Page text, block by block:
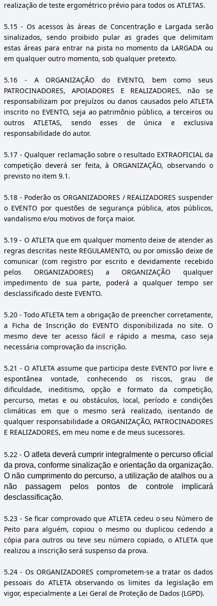
realização de teste ergométrico prévio para todos os ATLETAS.
5.15 - Os acessos às áreas de Concentração e Largada serão
sinalizados, sendo proibido pular as grades que delimitam
estas áreas para entrar na pista no momento da LARGADA ou
em qualquer outro momento, sob qualquer pretexto.
5.16 - A ORGANIZAÇÃO do EVENTO, bem como seus
PATROCINADORES, APOIADORES E REALIZADORES, não se
responsabilizam por prejuízos ou danos causados pelo ATLETA
inscrito no EVENTO, seja ao patrimônio público, a terceiros ou
outros ATLETAS, sendo esses de única e exclusiva
responsabilidade do autor.
5.17 - Qualquer reclamação sobre o resultado EXTRAOFICIAL da
competição deverá ser feita, à ORGANIZAÇÃO, observando o
previsto no item 9.1.
5.18 - Poderão os ORGANIZADORES / REALIZADORES suspender
o EVENTO por questões de segurança pública, atos públicos,
vandalismo e/ou motivos de força maior.
5.19- O ATLETA que em qualquer momento deixe de atender as
regras descritas neste REGULAMENTO, ou por omissão deixe de
comunicar (com registro por escrito e devidamente recebido
pelos ORGANIZADORES) a ORGANIZAÇÃO qualquer
impedimento de sua parte, poderá a qualquer tempo ser
desclassificado deste EVENTO.
5.20- Todo ATLETA tem a obrigação de preencher corretamente,
a Ficha de Inscrição do EVENTO disponibilizada no site. O
mesmo deve ter acesso fácil e rápido a mesma, caso seja
necessária comprovação da inscrição.
5.21 - O ATLETA assume que participa deste EVENTO por livre e
espontânea vontade, conhecendo os riscos, grau de
dificuldade, ineditismo, opção e formato da competição,
percurso, metas e ou obstáculos, local, período e condições
climáticas em que o mesmo será realizado, isentando de
qualquer responsabilidade a ORGANIZAÇÃO, PATROCINADORES
E REALIZADORES, em meu nome e de meus sucessores.
5.22 - O atleta deverá cumprir integralmente o percurso oficial
da prova, conforme sinalização e orientação da organização.
O não cumprimento do percurso, a utilização de atalhos ou a
não passagem pelos pontos de controle implicará
desclassificação.
5.23 - Se ficar comprovado que ATLETA cedeu o seu Número de
Peito para alguém, copiou o mesmo ou duplicou cedendo a
cópia para outros ou teve seu número copiado, o ATLETA que
realizou a inscrição será suspenso da prova.
5.24- Os ORGANIZADORES comprometem-se a tratar os dados
pessoais do ATLETA observando os limites da legislação em
vigor, especialmente a Lei Geral de Proteção de Dados (LGPD).